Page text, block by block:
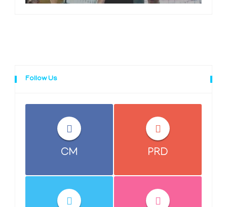
Follow Us
CM PRD